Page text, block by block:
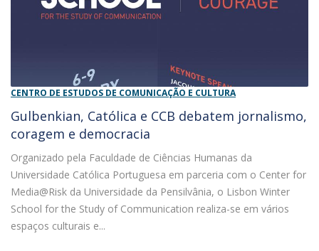
CENTRO DE ESTUDOS DE COMUNICAÇÃO E CULTURA
Gulbenkian, Católica e CCB debatem jornalismo,
coragem e democracia
Organizado pela Faculdade de Ciências Humanas da
Universidade Católica Portuguesa em parceria com o Center for
Media@Risk da Universidade da Pensilvânia, o Lisbon Winter
School for the Study of Communication realiza-se em vários
espaços culturais e...